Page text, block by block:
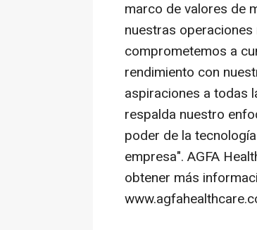
marco de valores de
nuestras
comprometemos a
rendimiento con
aspiraciones a todas
respalda nuestro
poder de la
empresa". AGFA
obtener más